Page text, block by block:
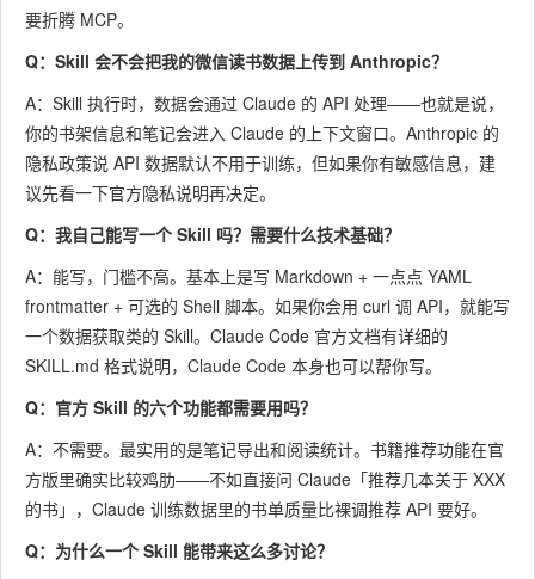
要折腾 MCP。
Q：Skill 会不会把我的微信读书数据上传到 Anthropic？
A：Skill 执行时，数据会通过 Claude 的 API 处理——也就是说，
你的书架信息和笔记会进入 Claude 的上下文窗口。Anthropic 的
隐私政策说 API 数据默认不用于训练，但如果你有敏感信息，建
议先看一下官方隐私说明再决定。
Q：我自己能写一个 Skill 吗？需要什么技术基础？
A：能写，门槛不高。基本上是写 Markdown + 一点点 YAML
frontmatter + 可选的 Shell 脚本。如果你会用 curl 调 API，就能写
一个数据获取类的 Skill。Claude Code 官方文档有详细的
SKILL.md 格式说明，Claude Code 本身也可以帮你写。
Q：官方 Skill 的六个功能都需要用吗？
A：不需要。最实用的是笔记导出和阅读统计。书籍推荐功能在官
方版里确实比较鸡肋——不如直接问 Claude「推荐几本关于 XXX
的书」，Claude 训练数据里的书单质量比裸调推荐 API 要好。
Q：为什么一个 Skill 能带来这么多讨论？